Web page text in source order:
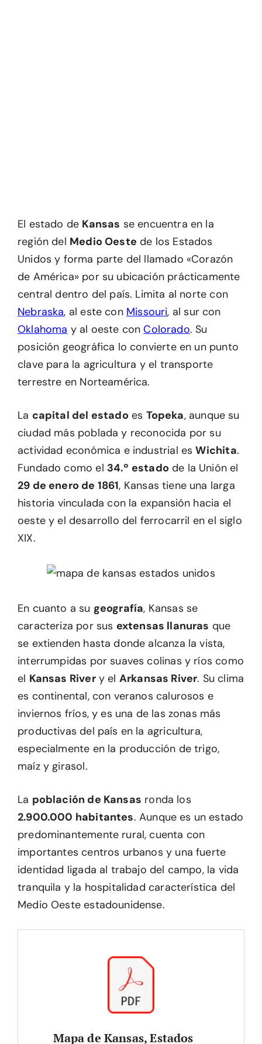
El estado de Kansas se encuentra en la
región del Medio Oeste de los Estados
Unidos y forma parte del llamado «Corazón
de América» por su ubicación prácticamente
central dentro del país. Limita al norte con
Nebraska, al este con Missouri, al sur con
Oklahoma y al oeste conColorado. Su
posición geográfica lo convierte en un punto
clave para la agricultura y el transporte
terrestre en Norteamérica.
La capital del estado es Topeka, aunque su
ciudad más poblada y reconocida por su
actividad económica e industrial esWichita.
Fundado como el 34.º estado de la Unión el
29 de enero de 1861, Kansas tiene una larga
historia vinculada con la expansión hacia el
oeste y el desarrollo del ferrocarril en el siglo
XIX.
En cuanto a su geografía, Kansas se
caracteriza por sus extensas llanuras que
se extienden hasta donde alcanza la vista,
interrumpidas por suaves colinas y ríos como
el Kansas Rivery el Arkansas River. Su clima
es continental, con veranos calurosos e
inviernos fríos, y es una de las zonas más
productivas del país en la agricultura,
especialmente en la producción de trigo,
maíz y girasol.
La población de Kansas ronda los
2.900.000 habitantes. Aunque es un estado
predominantemente rural, cuenta con
importantes centros urbanos y una fuerte
identidad ligada al trabajo del campo, la vida
tranquila y la hospitalidad característica del
Medio Oeste estadounidense.
Mapa de Kansas, Estados